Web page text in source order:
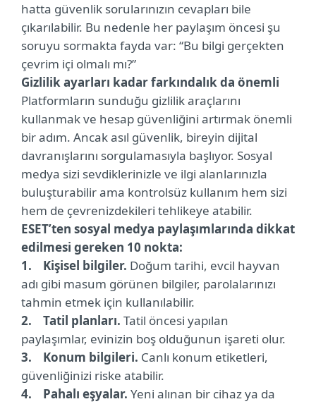
hatta güvenlik sorularınızın cevapları bile
çıkarılabilir. Bu nedenle her paylaşım öncesi şu
soruyu sormakta fayda var: “Bu bilgi gerçekten
çevrim içi olmalı mı?”
Gizlilik ayarları kadar farkındalık da önemli
Platformların sunduğu gizlilik araçlarını
kullanmak ve hesap güvenliğini artırmak önemli
bir adım. Ancak asıl güvenlik, bireyin dijital
davranışlarını sorgulamasıyla başlıyor. Sosyal
medya sizi sevdiklerinizle ve ilgi alanlarınızla
buluşturabilir ama kontrolsüz kullanım hem sizi
hem de çevrenizdekileri tehlikeye atabilir.
ESET’ten sosyal medya paylaşımlarında dikkat
edilmesi gereken 10 nokta:
1. Kişisel bilgiler. Doğum tarihi, evcil hayvan
adı gibi masum görünen bilgiler, parolalarınızı
tahmin etmek için kullanılabilir.
2. Tatil planları. Tatil öncesi yapılan
paylaşımlar, evinizin boş olduğunun işareti olur.
3. Konum bilgileri. Canlı konum etiketleri,
güvenliğinizi riske atabilir.
4. Pahalı eşyalar. Yeni alınan bir cihaz ya da